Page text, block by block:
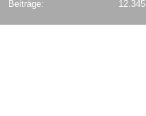
Beiträge 12.345